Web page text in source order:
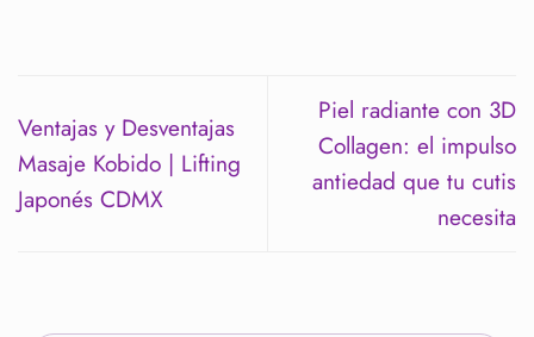
Ventajas y Desventajas
Masaje Kobido | Lifting
Japonés CDMX
Piel radiante con 3D
Collagen: el impulso
antiedad que tu cutis
necesita